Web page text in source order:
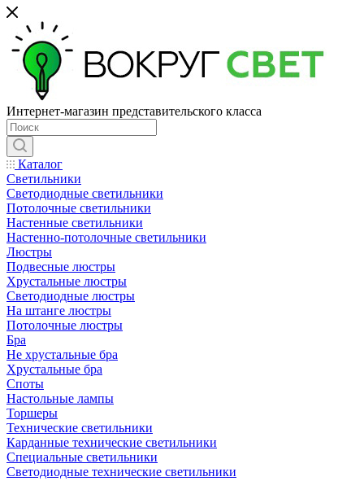
Интернет-магазин представительского класса
Каталог
Светильники
Светодиодные светильники
Потолочные светильники
Настенные светильники
Настенно-потолочные светильники
Люстры
Подвесные люстры
Хрустальные люстры
Светодиодные люстры
На штанге люстры
Потолочные люстры
Бра
Не хрустальные бра
Хрустальные бра
Споты
Настольные лампы
Торшеры
Технические светильники
Карданные технические светильники
Специальные светильники
Светодиодные технические светильники